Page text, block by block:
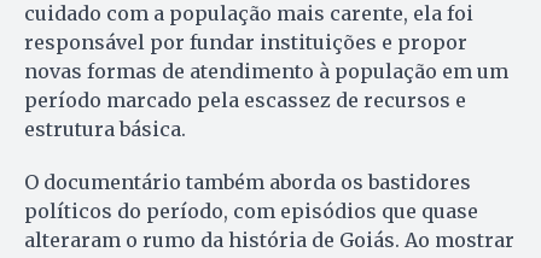
cuidado com a população mais carente, ela foi
responsável por fundar instituições e propor
novas formas de atendimento à população em um
período marcado pela escassez de recursos e
estrutura básica.
O documentário também aborda os bastidores
políticos do período, com episódios que quase
alteraram o rumo da história de Goiás. Ao mostrar